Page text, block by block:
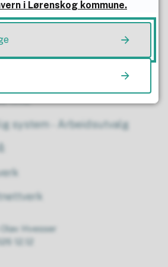
system - Arbeidsutvalg
Hvesser
12.12
i Lørenskog kommune.